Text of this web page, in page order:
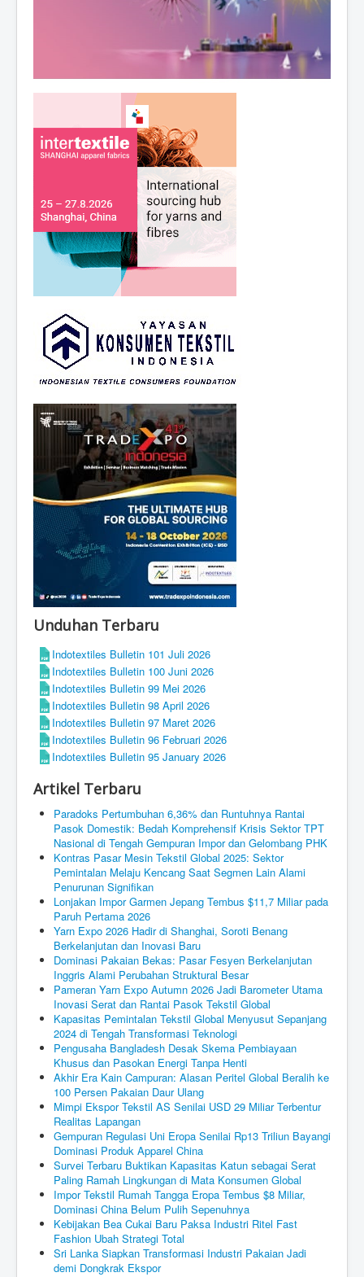
Unduhan Terbaru
Indotextiles Bulletin 101 Juli 2026
Indotextiles Bulletin 100 Juni 2026
Indotextiles Bulletin 99 Mei 2026
Indotextiles Bulletin 98 April 2026
Indotextiles Bulletin 97 Maret 2026
Indotextiles Bulletin 96 Februari 2026
Indotextiles Bulletin 95 January 2026
Artikel Terbaru
Paradoks Pertumbuhan 6,36% dan Runtuhnya Rantai
Pasok Domestik: Bedah Komprehensif Krisis Sektor TPT
Nasional di Tengah Gempuran Impor dan Gelombang PHK
Kontras Pasar Mesin Tekstil Global 2025: Sektor
Pemintalan Melaju Kencang Saat Segmen Lain Alami
Penurunan Signifikan
Lonjakan Impor Garmen Jepang Tembus $11,7 Miliar pada
Paruh Pertama 2026
Yarn Expo 2026 Hadir di Shanghai, Soroti Benang
Berkelanjutan dan Inovasi Baru
Dominasi Pakaian Bekas: Pasar Fesyen Berkelanjutan
Inggris Alami Perubahan Struktural Besar
Pameran Yarn Expo Autumn 2026 Jadi Barometer Utama
Inovasi Serat dan Rantai Pasok Tekstil Global
Kapasitas Pemintalan Tekstil Global Menyusut Sepanjang
2024 di Tengah Transformasi Teknologi
Pengusaha Bangladesh Desak Skema Pembiayaan
Khusus dan Pasokan Energi Tanpa Henti
Akhir Era Kain Campuran: Alasan Peritel Global Beralih ke
100 Persen Pakaian Daur Ulang
Mimpi Ekspor Tekstil AS Senilai USD 29 Miliar Terbentur
Realitas Lapangan
Gempuran Regulasi Uni Eropa Senilai Rp13 Triliun Bayangi
Dominasi Produk Apparel China
Survei Terbaru Buktikan Kapasitas Katun sebagai Serat
Paling Ramah Lingkungan di Mata Konsumen Global
Impor Tekstil Rumah Tangga Eropa Tembus $8 Miliar,
Dominasi China Belum Pulih Sepenuhnya
Kebijakan Bea Cukai Baru Paksa Industri Ritel Fast
Fashion Ubah Strategi Total
Sri Lanka Siapkan Transformasi Industri Pakaian Jadi
demi Dongkrak Ekspor